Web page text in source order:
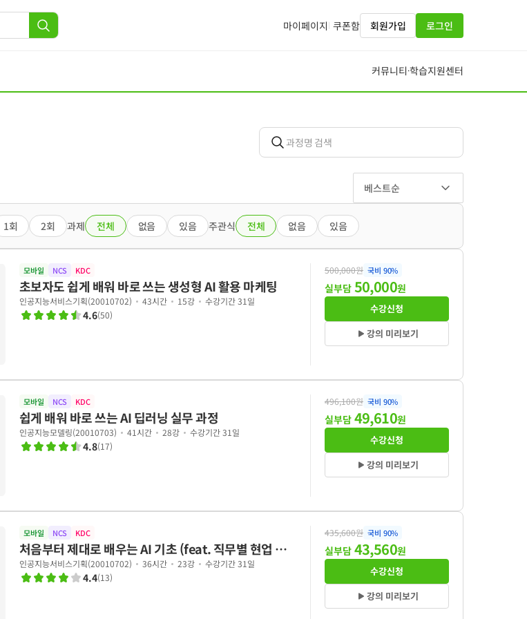
마이페이지 쿠폰함 회원가입 로그인
커뮤니티·학습지원센터
베스트순
1회 2회 과제 전체 없음 있음 주관식 전체 없음 있음
모바일 NCS KDC
초보자도 쉽게 배워 바로 쓰는 생성형 AI 활용 마케팅
인공지능서비스기획(20010702) 43시간 15강 수강기간 31일
4.6(50)
500,000원 국비 90%
실부담 50,000원
수강신청
강의 미리보기
모바일 NCS KDC
쉽게 배워 바로 쓰는 AI 딥러닝 실무 과정
인공지능모델링(20010703) 41시간 28강 수강기간 31일
4.8(17)
496,100원 국비 90%
실부담 49,610원
수강신청
강의 미리보기
모바일 NCS KDC
처음부터 제대로 배우는 AI 기초 (feat. 직무별 현업 데
이터 분석 실습)
인공지능서비스기획(20010702) 36시간 23강 수강기간 31일
4.4(13)
435,600원 국비 90%
실부담 43,560원
수강신청
강의 미리보기